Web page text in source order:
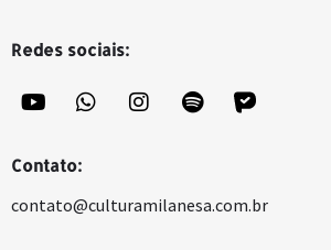
Redes sociais:
Contato:
contato@culturamilanesa.com.br